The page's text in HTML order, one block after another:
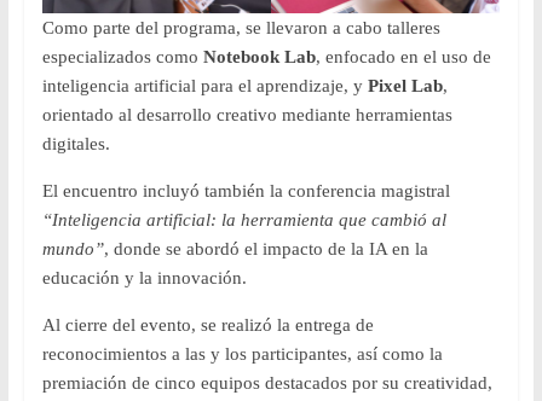
Como parte del programa, se llevaron a cabo talleres
especializados como Notebook Lab, enfocado en el uso de
inteligencia artificial para el aprendizaje, y Pixel Lab,
orientado al desarrollo creativo mediante herramientas
digitales.
El encuentro incluyó también la conferencia magistral
“Inteligencia artificial: la herramienta que cambió al
mundo”, donde se abordó el impacto de la IA en la
educación y la innovación.
Al cierre del evento, se realizó la entrega de
reconocimientos a las y los participantes, así como la
premiación de cinco equipos destacados por su creatividad,